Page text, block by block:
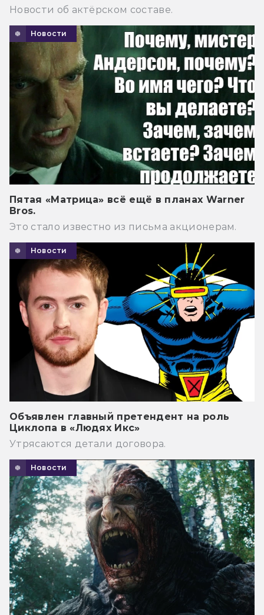
Новости об актёрском составе.
Новости
Пятая «Матрица» всё ещё в планах Warner
Bros.
Это стало известно из письма акционерам.
Новости
Объявлен главный претендент на роль
Циклопа в «Людях Икс»
Утрясаются детали договора.
Новости